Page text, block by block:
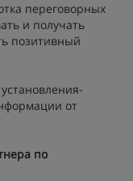
переговорных
и получать
позитивный
от
по